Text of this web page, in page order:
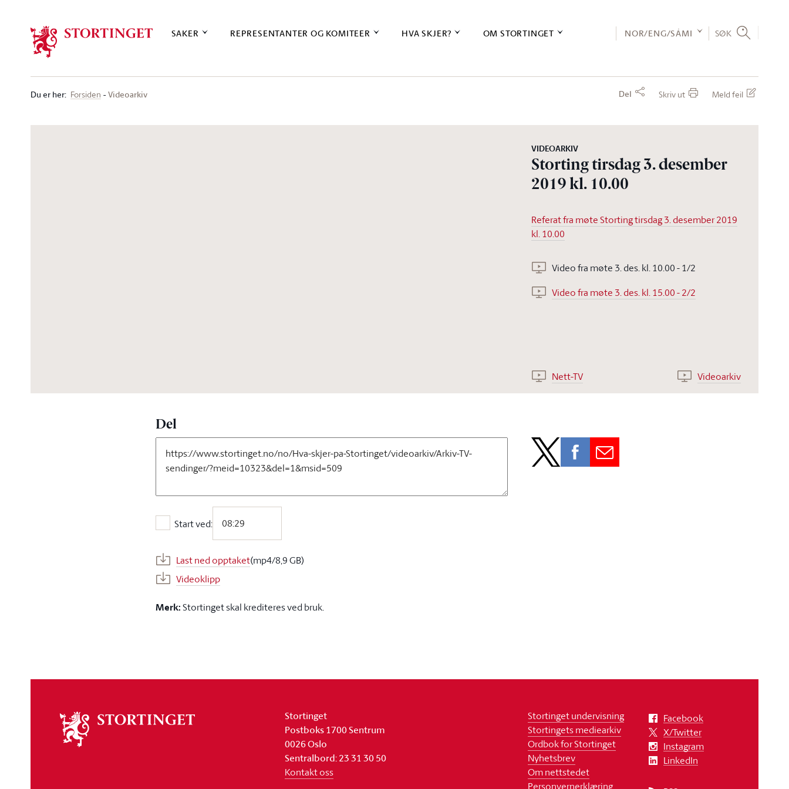
SAKER REPRESENTANTER OG KOMITEER HVA SKJER? OM STORTINGET NOR/ENG/SÁMI SØK
Du er her: Forsiden Videoarkiv Del Skriv ut Meld feil
VIDEOARKIV
Storting tirsdag 3. desember
2019 kl. 10.00
Referat fra møte Storting tirsdag 3. desember 2019
kl. 10.00
Video fra møte 3. des. kl. 10.00 - 1/2
Video fra møte 3. des. kl. 15.00 - 2/2
Nett-TV Videoarkiv
Del
Start ved:
Start ved:
Last ned opptaket(mp4/8,9 GB)
Videoklipp
Merk:Stortinget skal krediteres ved bruk.
stortinget
Stortinget
Postboks 1700 Sentrum
0026 Oslo
Sentralbord: 23 31 30 50
Kontakt oss
Stortinget undervisning
Stortingets mediearkiv
Ordbok for Stortinget
Nyhetsbrev
Om nettstedet
Personvernerklæring
Facebook
X/Twitter
Instagram
LinkedIn